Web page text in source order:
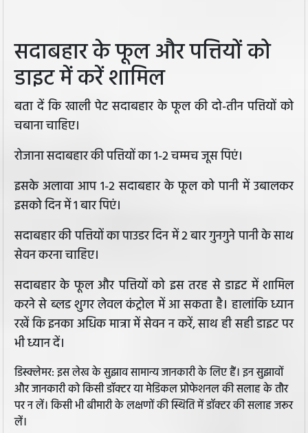
सदाबहार के फूल और पत्तियों को
डाइट में करें शामिल
बता दें कि खाली पेट सदाबहार के फूल की दो-तीन पत्तियों को
चबाना चाहिए।
रोजाना सदाबहार की पत्तियों का 1-2 चम्मच जूस पिएं।
इसके अलावा आप 1-2 सदाबहार के फूल को पानी में उबालकर
इसको दिन में 1 बार पिएं।
सदाबहार की पत्तियों का पाउडर दिन में 2 बार गुनगुने पानी के साथ
सेवन करना चाहिए।
सदाबहार के फूल और पत्तियों को इस तरह से डाइट में शामिल
करने से ब्लड शुगर लेवल कंट्रोल में आ सकता है। हालांकि ध्यान
रखें कि इनका अधिक मात्रा में सेवन न करें, साथ ही सही डाइट पर
भी ध्यान दें।
डिस्क्लेमर: इस लेख के सुझाव सामान्य जानकारी के लिए हैं। इन सुझावों
और जानकारी को किसी डॉक्टर या मेडिकल प्रोफेशनल की सलाह के तौर
पर न लें। किसी भी बीमारी के लक्षणों की स्थिति में डॉक्टर की सलाह जरूर
लें।